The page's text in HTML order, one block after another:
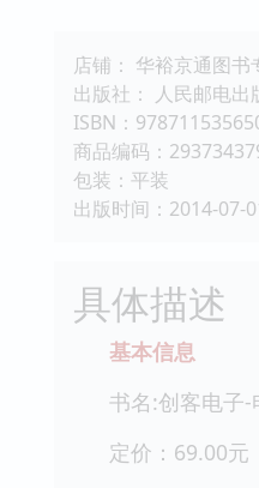
店铺： 华裕京通图书
出版社： 人民邮电出
ISBN：
商品编码：
包装：平装
出版时间：2014-07-
具体描述
基本信息
书名:创客电子
定价：69.00元